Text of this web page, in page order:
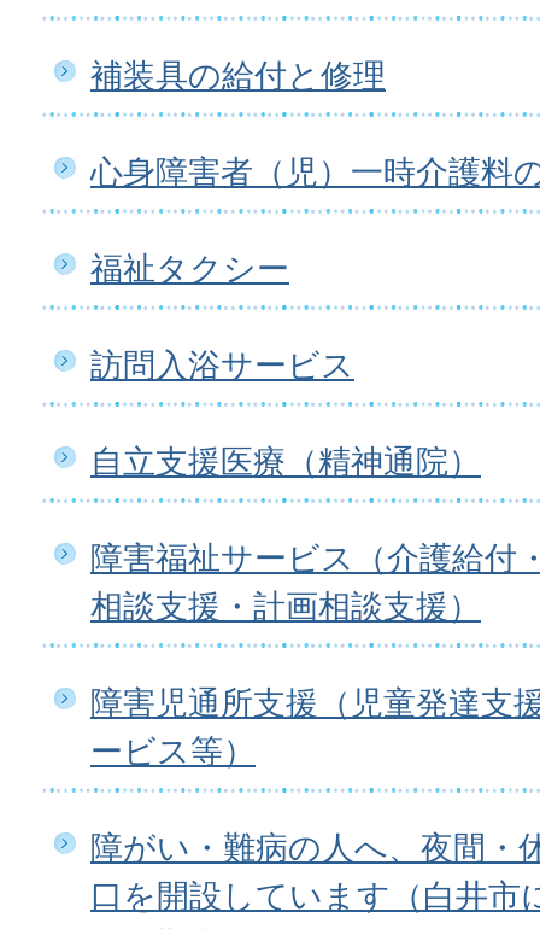
補装具の給付と修理
心身障害者（児）一時介護料
福祉タクシー
訪問入浴サービス
自立支援医療（精神通院）
障害福祉サービス（介護給付
相談支援・計画相談支援）
障害児通所支援（児童発達支
ービス等）
障がい・難病の人へ、夜間・
口を開設しています（白井市